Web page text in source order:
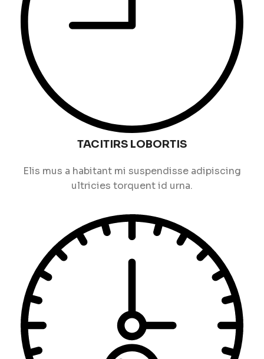
TACITIRS LOBORTIS
Elis mus a habitant mi suspendisse adipiscing
ultricies torquent id urna.